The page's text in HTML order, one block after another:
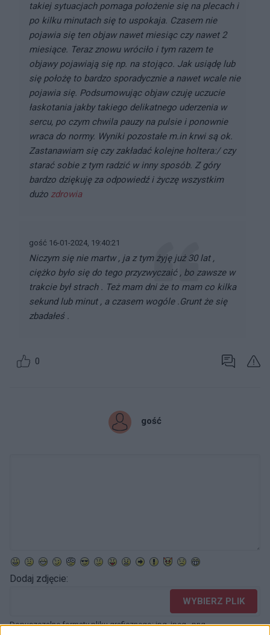
takiej sytuacjach pomaga położenie się na plecach i
po kilku minutach się to uspokaja. Czasem nie
pojawia się ten objaw nawet miesiąc czy nawet 2
miesiące. Teraz znowu wróciło i tym razem te
objawy pojawiają się np. na stojąco. Jak usiądę lub
się położę to bardzo sporadycznie a nawet wcale nie
pojawia się. Podsumowując objaw czuję uczucie
łaskotania jakby takiego delikatnego uderzenia w
sercu, po czym chwila pauzy na pulsie i ponownie
wraca do normy. Wyniki pozostałe m.in krwi są ok.
Zastanawiam się czy zakładać kolejne holtera:/ czy
starać sobie z tym radzić w inny sposób. Z góry
bardzo dziękuję za odpowiedź i życzę wszystkim
dużo zdrowia
gość 16-01-2024, 19:40:21
Niczym się nie martw , ja z tym żyję już 30 lat ,
ciężko było się do tego przyzwyczaić , bo zawsze w
trakcie był strach . Też mam dni że to mam co kilka
sekund lub minut , a czasem wogóle .Grunt że się
zbadałeś .
0
gość
Dodaj zdjęcie:
WYBIERZ PLIK
Dopuszczalne formaty pliku graficznego: jpg, jpeg , png.